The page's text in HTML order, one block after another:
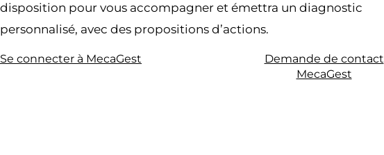
disposition pour vous accompagner et émettra un diagnostic
personnalisé, avec des propositions d’actions.
Se connecter à MecaGest
Demande de contact
MecaGest